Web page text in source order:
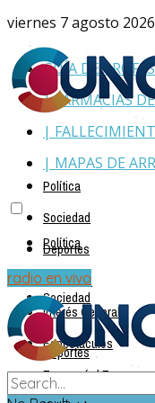
viernes 7 agosto 2026
GUÍA DE
| FARMACIAS
|
| MAPAS DE
Política
Sociedad
Deportes
Policiales
Interés General
Espectáculos
Economía | Empresas
Política
Sociedad
Deportes
radio en vivo